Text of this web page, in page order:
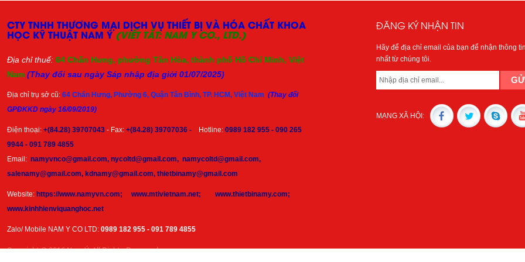
CTY TNHH THƯƠNG MẠI DỊCH VỤ THIẾT BỊ VÀ HÓA CHẤT KHOA
HỌC KỸ THUẬT NAM Ý (VIẾT TẮT: NAM Y CO., LTD.)
Địa chỉ thuế: 64 Chấn Hưng, phường Tân Hòa, thành phố Hồ Chí Minh, Việt
Nam (Thay đổi sau ngày Sáp nhập địa giới 01/07/2025)
Địa chỉ trụ sở cũ: 64 Chấn Hưng, Phường 6, Quận Tân Bình, TP. HCM, Việt Nam (Thay đổi
GPĐKKD ngày 16/09/2019)
Điện thoại: +(84.28) 39707043 - Fax: +(84.28) 39707036 - Hotline: 0989 182 955 - 090 265
9944 - 091 789 4855
Email: namyvnco@gmail.com, nycoltd@gmail.com, namycoltd@gmail.com,
salenamy@gmail.com, kdnamy@gmail.com, thietbinamy@gmail.com
Website: https://www.namyvn.com; www.mtivietnam.net; www.thietbinamy.com;
www.kinhhienviquanghoc.net
Zalo/ Mobile NAM Y CO LTD: 0989 182 955 - 091 789 4855
Copyright © 2016 Nam Ý. All Rights Reserved.
ĐĂNG KÝ NHẬN TIN
Hãy để địa chỉ email của bạn để nhận thông
nhất từ chúng tôi.
MẠNG XÃ HỘI: